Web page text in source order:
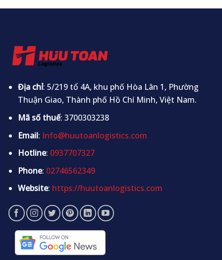
Địa chỉ: 5/219 tổ 4A, khu phố Hòa Lân 1, Phường
Thuận Giao, Thành phố Hồ Chí Minh, Việt Nam.
Mã số thuế: 3700303238
Email: Info@huutoanlogistics.com
Hotline: 0937707327
Phone: 02746562349
Website: https://huutoanlogistics.com